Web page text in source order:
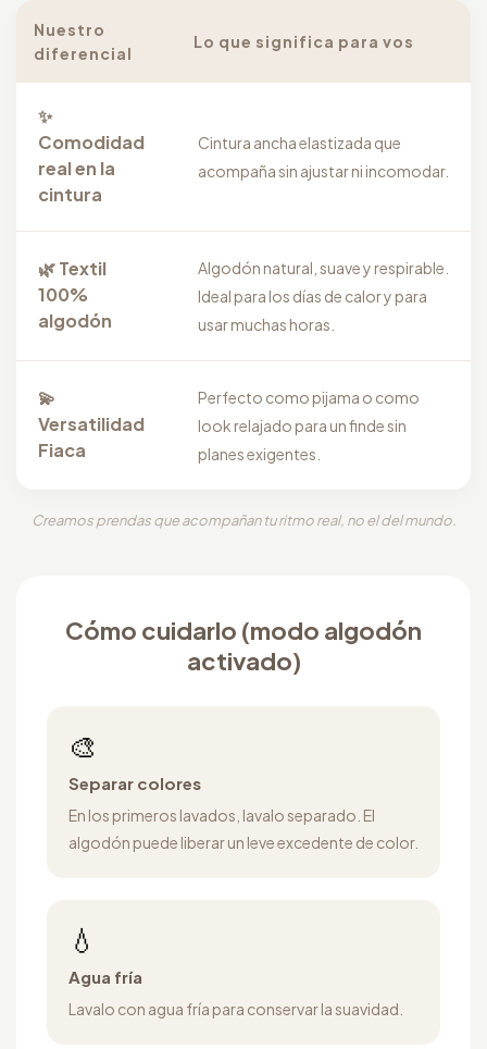
Nuestro
diferencial
Lo que significa para vos
✨
Comodidad
real en la
cintura
Cintura ancha elastizada que
acompaña sin ajustar ni incomodar.
🌿 Textil
100%
algodón
Algodón natural, suave y respirable.
Ideal para los días de calor y para
usar muchas horas.
💫
Versatilidad
Fiaca
Perfecto como pijama o como
look relajado para un finde sin
planes exigentes.
Creamos prendas que acompañan tu ritmo real, no el del mundo.
Cómo cuidarlo (modo algodón
activado)
🎨
Separar colores
En los primeros lavados, lavalo separado. El
algodón puede liberar un leve excedente de color.
💧
Agua fría
Lavalo con agua fría para conservar la suavidad.